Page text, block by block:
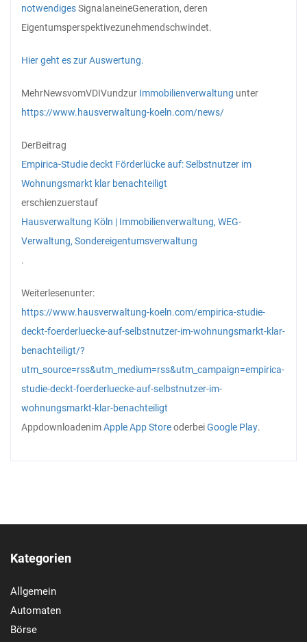
notwendigesSignal aneineGeneration, deren
Eigentumsperspektivezunehmendschwindet.
Hier geht es zur Auswertung.
MehrNewsvomVDIVundzur Immobilienverwaltung unter
https://www.hausverwaltung-koeln.com/news/
DerBeitrag
Empirica-Studie deckt Förderlücke auf: Selbstnutzer im
Wohnungsmarkt klar benachteiligt
erschienzuerstauf
Hausverwaltung Köln | Immobilienverwaltung, WEG-
Verwaltung, Sondereigentumsverwaltung
.
Weiterlesenunter:
https://www.hausverwaltung-koeln.com/empirica-studie-
deckt-foerderluecke-auf-selbstnutzer-im-wohnungsmarkt-klar-
benachteiligt/?
utm_source=rss&utm_medium=rss&utm_campaign=empirica-
studie-deckt-foerderluecke-auf-selbstnutzer-im-
wohnungsmarkt-klar-benachteiligt
AppdownloadenimApple App StoreoderbeiGoogle Play.
Kategorien
Allgemein
Automaten
Börse